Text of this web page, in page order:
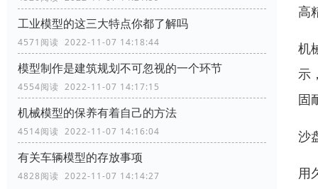
工业模型的这三大特点你都了解吗
4571阅读 2022-11-07 14:18:44
模型制作是建筑规划不可忽视的一个环节
4554阅读 2022-11-07 14:17:15
机械模型的保养有着自己的方法
4514阅读 2022-11-07 14:16:04
有关车辆模型的存放事项
4828阅读 2022-11-07 14:14:27
高
机
示
固
沙
用